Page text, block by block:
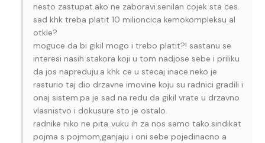
nesto zastupat.ako ne zaboravi.senilan cojek sta ces.
sad khk treba platit 10 milioncica kemokompleksu al
otkle?
moguce da bi gikil mogo i trebo platit?! sastanu se
interesi nasih stakora koji u tom nadjose sebe i priliku
da jos napreduju.a khk ce u stecaj inace.neko je
rasturio taj dio drzavne imovine koju su radnici gradili i
onaj sistem.pa je sad na redu da gikil vrate u drzavno
vlasnistvo i dokusure sto je ostalo.
radnike niko ne pita..vuku ih za nos samo tako.sindikat
pojma s pojmom,ganjaju i oni sebe pojedinacno a